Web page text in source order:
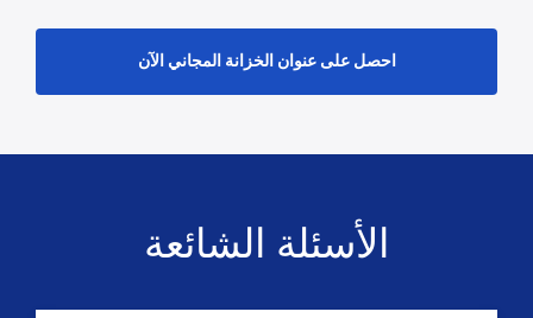
احصل على عنوان الخزانة المجاني الآن
الأسئلة الشائعة